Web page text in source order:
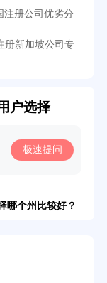
注册公司优劣分
册新加坡公司专
户选择
极速提问
全吗？
什么条件？
程有？